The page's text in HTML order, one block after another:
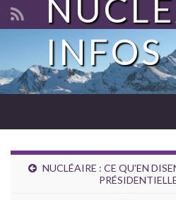
Search for:
INFOS
NUCLÉAIRE : CE QU’EN